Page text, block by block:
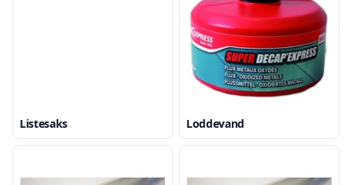
Listesaks Loddevand